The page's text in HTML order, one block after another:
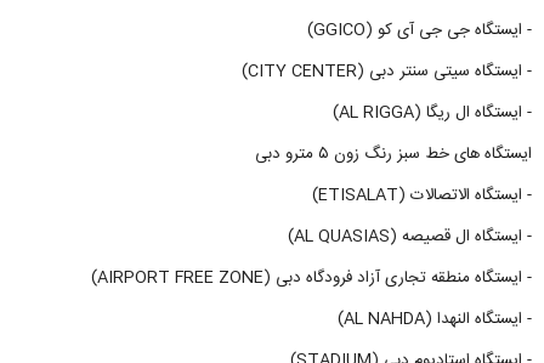
- ایستگاه جی جی آی کو (GGICO)
- ایستگاه سیتی سنتر دبی (CITY CENTER)
- ایستگاه ال ریگا (AL RIGGA)
ایستگاه های خط سبز رنگ زون ۵ مترو دبی
- ایستگاه الاتصالات (ETISALAT)
- ایستگاه ال قصیصه (AL QUASIAS)
- ایستگاه منطقه تجاری آزاد فرودگاه دبی (AIRPORT FREE ZONE)
- ایستگاه النهدا (AL NAHDA)